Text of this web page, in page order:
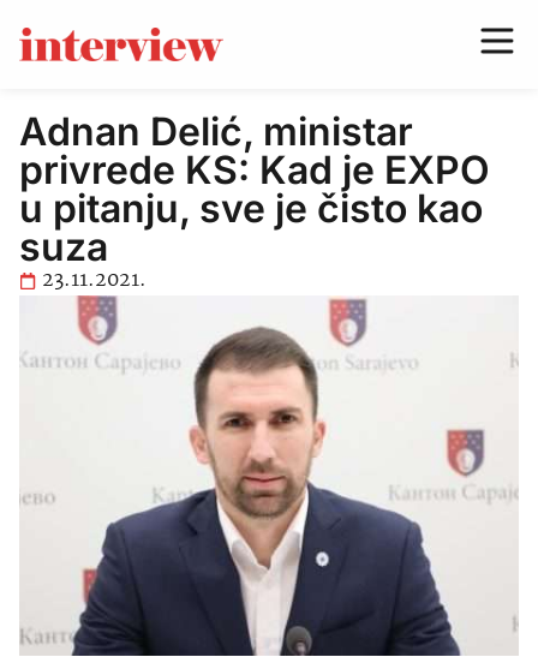
Adnan Delić, ministar
privrede KS: Kad je EXPO
u pitanju, sve je čisto kao
suza
23.11.2021.